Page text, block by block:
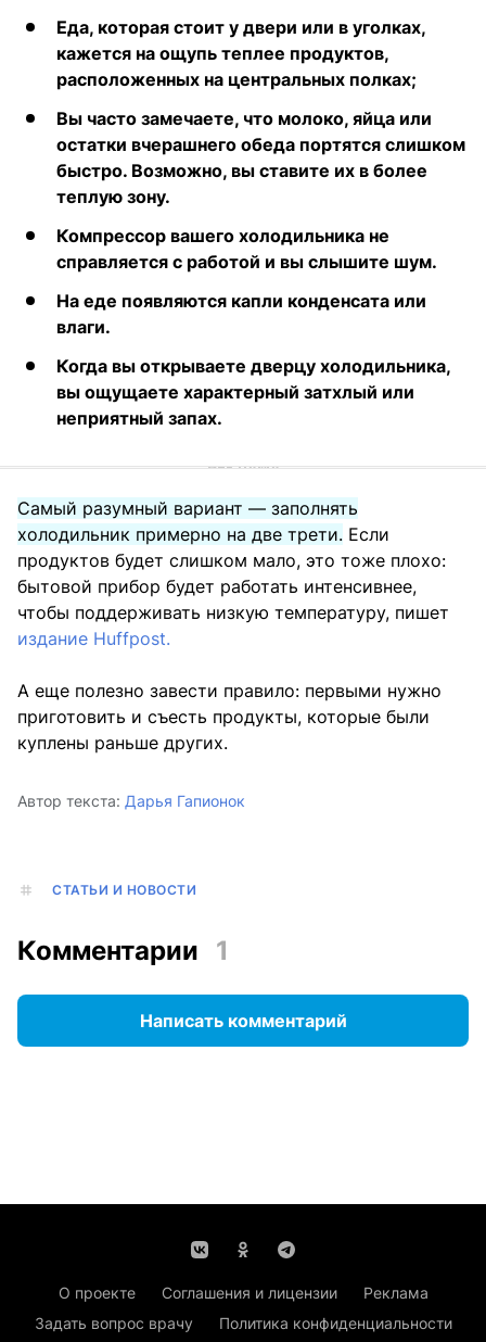
Еда, которая стоит у двери или в уголках,
кажется на ощупь теплее продуктов,
расположенных на центральных полках;
Вы часто замечаете, что молоко, яйца или
остатки вчерашнего обеда портятся слишком
быстро. Возможно, вы ставите их в более
теплую зону.
Компрессор вашего холодильника не
справляется с работой и вы слышите шум.
На еде появляются капли конденсата или
влаги.
Когда вы открываете дверцу холодильника,
вы ощущаете характерный затхлый или
неприятный запах.
Самый разумный вариант — заполнять
холодильник примерно на две трети. Если
продуктов будет слишком мало, это тоже плохо:
бытовой прибор будет работать интенсивнее,
чтобы поддерживать низкую температуру, пишет
издание Huffpost.
А еще полезно завести правило: первыми нужно
приготовить и съесть продукты, которые были
куплены раньше других.
Автор текста: Дарья Гапионок
СТАТЬИ И НОВОСТИ
Комментарии 1
Написать комментарий
О проекте Соглашения и лицензии
Реклама
Задать вопрос врачу
Политика конфиденциальности